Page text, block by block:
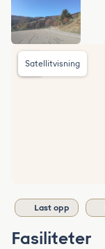
Satellitvisning
Last opp
Fasiliteter